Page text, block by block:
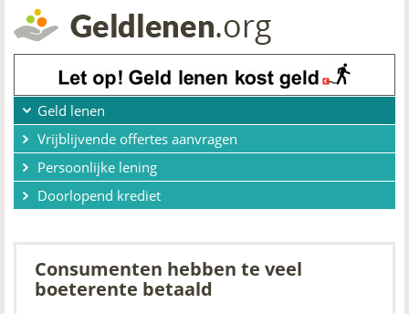
Geld lenen
Vrijblijvende offertes aanvragen
Persoonlijke lening
Doorlopend krediet
Consumenten hebben te veel
boeterente betaald